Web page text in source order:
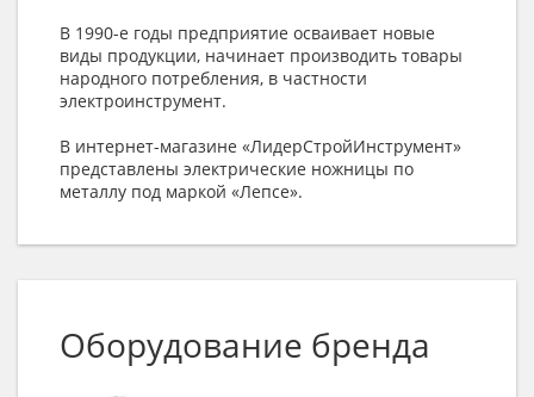
В 1990-е годы предприятие осваивает новые
виды продукции, начинает производить товары
народного потребления, в частности
электроинструмент.
В интернет-магазине «ЛидерСтройИнструмент»
представлены электрические ножницы по
металлу под маркой «Лепсе».
Оборудование бренда